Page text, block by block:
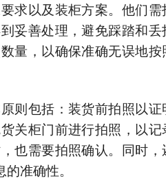
求以及装柜方案。他们需
妥善处理，避免踩踏和丢
量，以确保准确无误地按
则包括：装货前拍照以证
关柜门前进行拍照，以记
也需要拍照确认。同时，
准确性。